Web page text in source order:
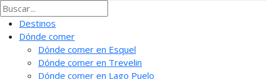
Destinos
Dónde comer
Dónde comer en Esquel
Dónde comer en Trevelin
Dónde comer en Lago Puelo